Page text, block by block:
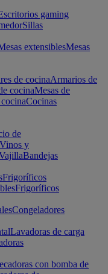
gaming
Sillas
extensiblesMesas
de cocinaArmarios de
cocinaMesas de
Cocinas
de
Vinos y
Bandejas
Frigoríficos
Frigoríficos
Congeladores
Lavadoras de carga
con bomba de